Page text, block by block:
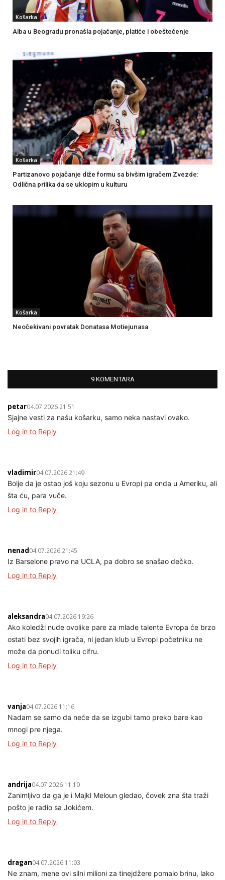
Košarka
Alba u Beogradu pronašla pojačanje, platiće i obeštećenje
Košarka
Partizanovo pojačanje diže formu sa bivšim igračem Zvezde:
Odlična prilika da se uklopim u kulturu
Košarka
Neočekivani povratak Donatasa Motiejunasa
9 KOMENTARA
petar04.07.2026 21:51
Sjajne vesti za našu košarku, samo neka nastavi ovako.
Log in to Reply
vladimir04.07.2026 21:49
Bolje da je ostao još koju sezonu u Evropi pa onda u Ameriku, ali
šta ću, para vuče.
Log in to Reply
nenad04.07.2026 21:45
Iz Barselone pravo na UCLA, pa dobro se snašao dečko.
Log in to Reply
aleksandra04.07.2026 19:26
Ako koledži nude ovolike pare za mlade talente Evropa će brzo
ostati bez svojih igrača, ni jedan klub u Evropi početniku ne
može da ponudi toliku cifru.
Log in to Reply
vanja04.07.2026 11:16
Nadam se samo da neće da se izgubi tamo preko bare kao
mnogi pre njega.
Log in to Reply
andrija04.07.2026 11:10
Zanimljivo da ga je i Majkl Meloun gledao, čovek zna šta traži
pošto je radio sa Jokićem.
Log in to Reply
dragan04.07.2026 11:03
Ne znam, mene ovi silni milioni za tinejdžere pomalo brinu, lako